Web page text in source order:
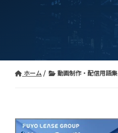
ホーム 動画制作・配信用語集